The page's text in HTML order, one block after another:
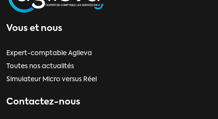
Vous et nous
Expert-comptable Agileva
Toutes nos actualités
Simulateur Micro versus Réel
Contactez-nous